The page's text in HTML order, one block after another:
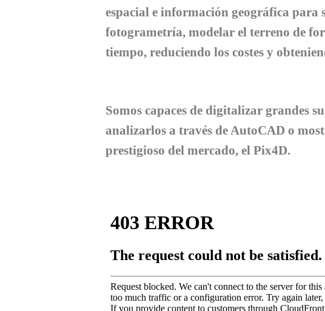
espacial e información geográfica para
fotogrametría, modelar el terreno de
tiempo, reduciendo los costes y
Somos capaces de digitalizar grandes
analizarlos a través de AutoCAD o
prestigioso del mercado, el Pix4D.